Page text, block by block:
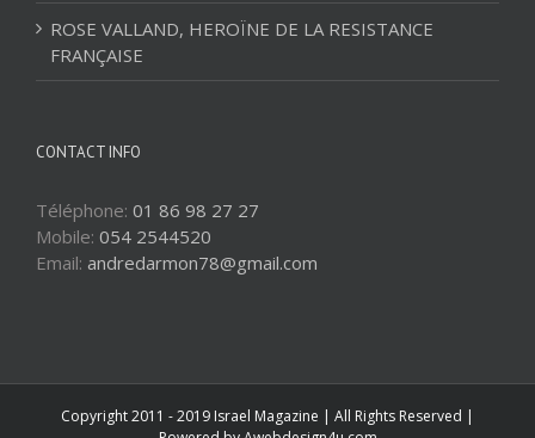
ROSE VALLAND, HEROÏNE DE LA RESISTANCE
FRANÇAISE
CONTACT INFO
Téléphone: 01 86 98 27 27
Mobile: 054 2544520
Email: andredarmon78@gmail.com
Copyright 2011 - 2019 Israel Magazine | All Rights Reserved |